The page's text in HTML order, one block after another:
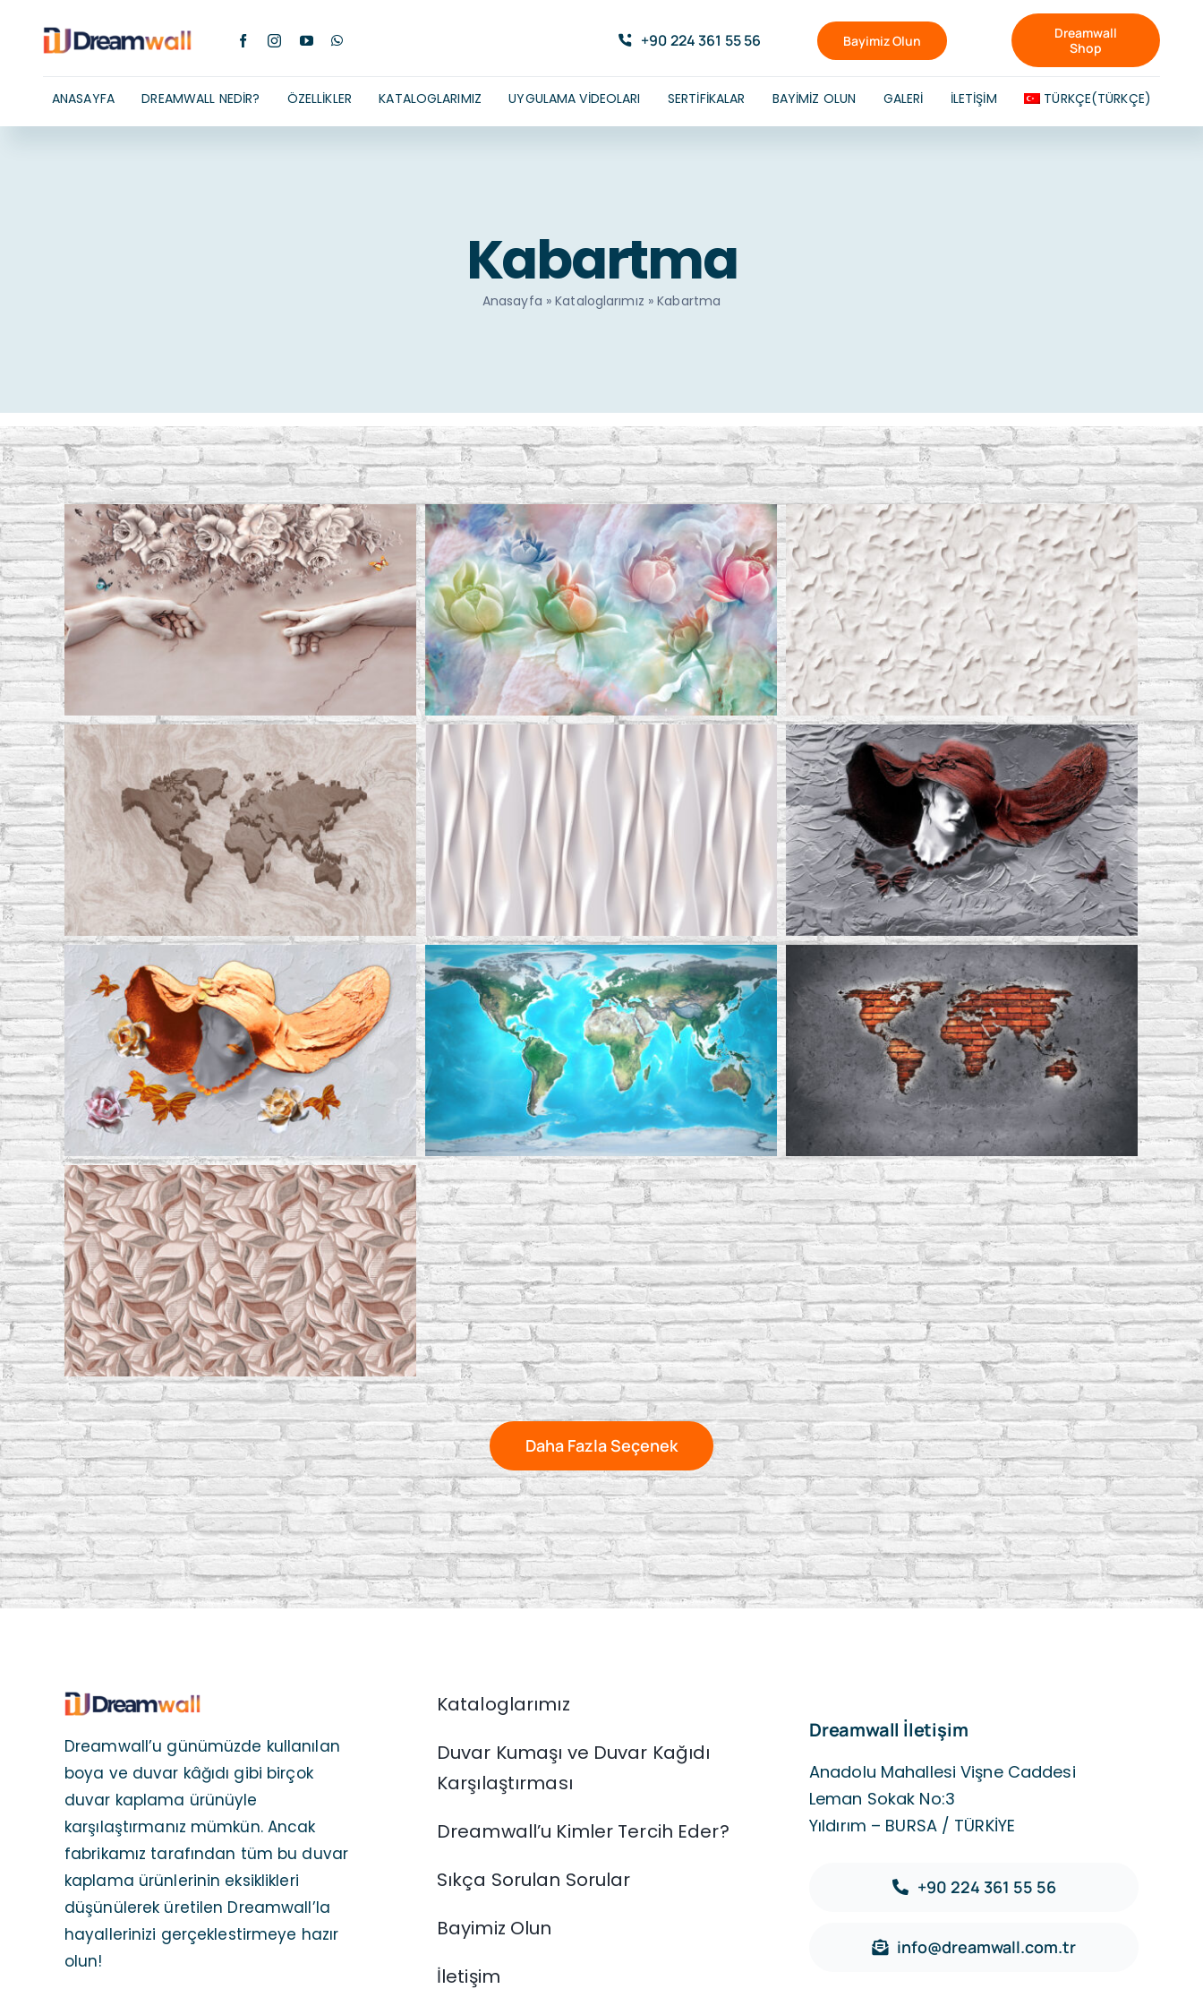
content
+90 224 361 55 56 Bayimiz Olun
Dreamwall
Shop
ANASAYFA DREAMWALL NEDIR? ÖZELLIKLER KATALOGLARIMIZ UYGULAMA VIDEOLARI SERTIFIKALAR BAYIMIZ OLUN GALERI İLETIŞIM TÜRKÇE(TÜRKÇE)
Kabartma
Anasayfa »Kataloglarımız »Kabartma
Daha Fazla Seçenek
Dreamwall’u günümüzde kullanılan
boya ve duvar kâğıdı gibi birçok
duvar kaplama ürünüyle
karşılaştırmanız mümkün. Ancak
fabrikamız tarafından tüm bu duvar
kaplama ürünlerinin eksiklikleri
düşünülerek üretilen Dreamwall’la
hayallerinizi gerçeklestirmeye hazır
olun!
Kataloglarımız
Duvar Kumaşı ve Duvar Kağıdı
Karşılaştırması
Dreamwall’u Kimler Tercih Eder?
Sıkça Sorulan Sorular
Bayimiz Olun
İletişim
Dreamwall İletişim
Anadolu Mahallesi Vişne Caddesi
Leman Sokak No:3
Yıldırım – BURSA / TÜRKİYE
+90 224 361 55 56
info@dreamwall.com.tr